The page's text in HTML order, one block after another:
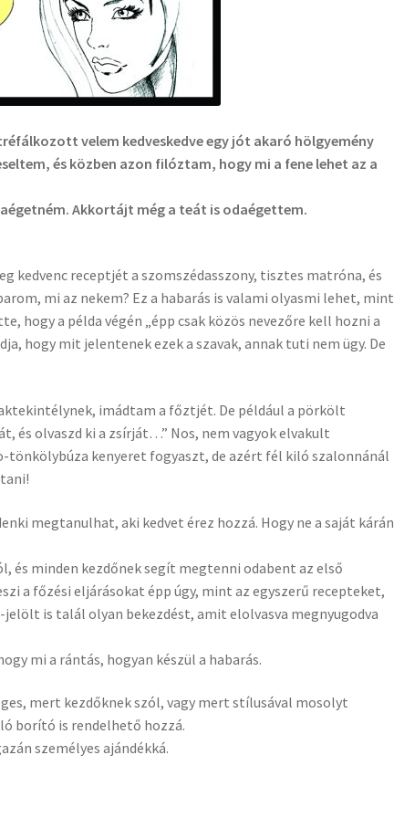
velem kedveskedve egy jót akaró hölgyemény
és közben azon filóztam, hogy mi a fene lehet az a
Akkortájt még a teát is odaégettem.
kedvenc receptjét a szomszédasszony, tisztes matróna, és
mi az nekem? Ez a habarás is valami olyasmi lehet, mint
a példa végén „épp csak közös nevezőre kell hozni a
hogy mit jelentenek ezek a szavak, annak tuti nem ügy. De
imádtam a főztjét. De például a pörkölt
és olvaszd ki a zsírját…” Nos, nem vagyok elvakult
kenyeret fogyaszt, de azért fél kiló szalonnánál
megtanulhat, aki kedvet érez hozzá. Hogy ne a saját kárán
és minden kezdőnek segít megtenni odabent az első
a főzési eljárásokat épp úgy, mint az egyszerű recepteket,
is talál olyan bekezdést, amit elolvasva megnyugodva
mi a rántás, hogyan készül a habarás.
mert kezdőknek szól, vagy mert stílusával mosolyt
borító is rendelhető hozzá.
személyes ajándékká.